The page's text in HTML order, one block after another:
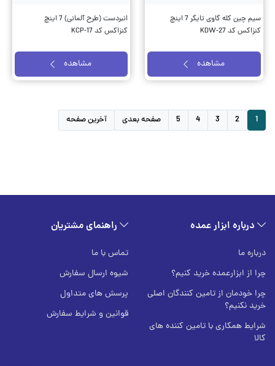
سیم چین کله گاوی تایگر 7 اینچ
کنزاکس کد KDW-27
مشاهده
انبردست (طرح آلمانی) 7 اینچ
کنزاکس کد KCP-17
مشاهده
1
2
3
4
5 صفحه بعدی آخرین صفحه
درباره ابزار عمده
درباره ما
چرا از ابزارعمده خرید کنیم؟
چرا خودمان از تامین کنندگان اصلی
خرید نکنیم؟
شرایط همکاری با تامین کننده های
کالا
راهنمای مشتریان
تماس با ما
شیوه ارسال سفارش
پرسش های متداول
قوانین و شرایط سفارش